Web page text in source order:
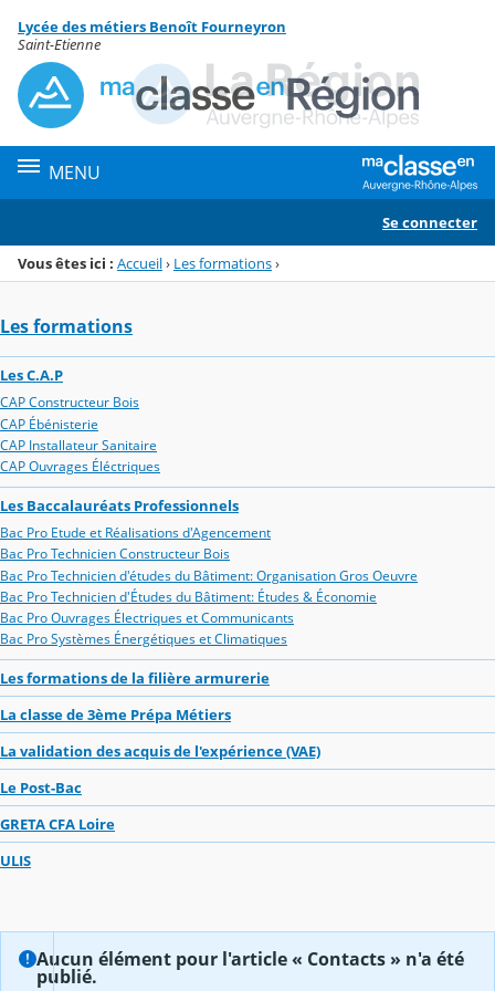
Menu de la rubrique
Contenu
Lycée des métiers Benoît Fourneyron
Saint-Etienne
MENU
Se connecter
Vous êtes ici : Accueil› Les formations›
Les formations
Les C.A.P
CAP Constructeur Bois
CAP Ébénisterie
CAP Installateur Sanitaire
CAP Ouvrages Éléctriques
Les Baccalauréats Professionnels
Bac Pro Etude et Réalisations d'Agencement
Bac Pro Technicien Constructeur Bois
Bac Pro Technicien d'études du Bâtiment: Organisation Gros Oeuvre
Bac Pro Technicien d'Études du Bâtiment: Études & Économie
Bac Pro Ouvrages Électriques et Communicants
Bac Pro Systèmes Énergétiques et Climatiques
Les formations de la filière armurerie
La classe de 3ème Prépa Métiers
La validation des acquis de l'expérience (VAE)
Le Post-Bac
GRETA CFA Loire
ULIS
Aucun élément pour l'article « Contacts » n'a été
publié.